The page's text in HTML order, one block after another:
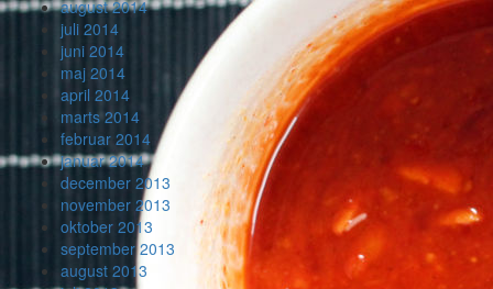
august 2014
juli 2014
juni 2014
maj 2014
april 2014
marts 2014
februar 2014
januar 2014
december 2013
november 2013
oktober 2013
september 2013
august 2013